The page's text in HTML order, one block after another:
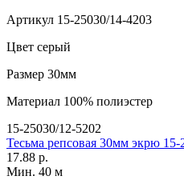
Артикул 15-25030/14-4203
Цвет серый
Размер 30мм
Материал 100% полиэстер
15-25030/12-5202
Тесьма репсовая 30мм экрю 15-
17.88 р.
Мин. 40 м